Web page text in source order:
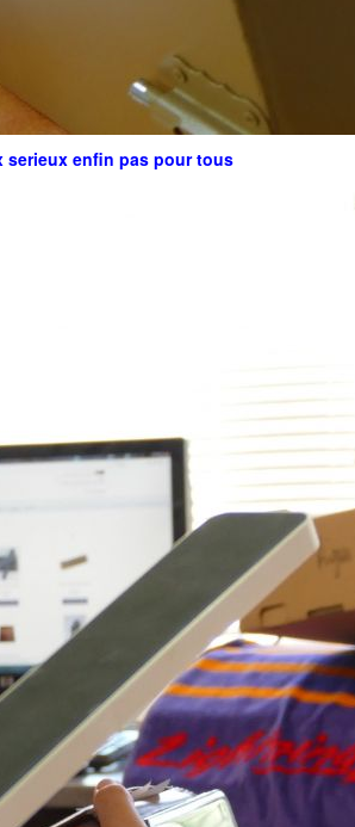
serieux enfin pas pour tous